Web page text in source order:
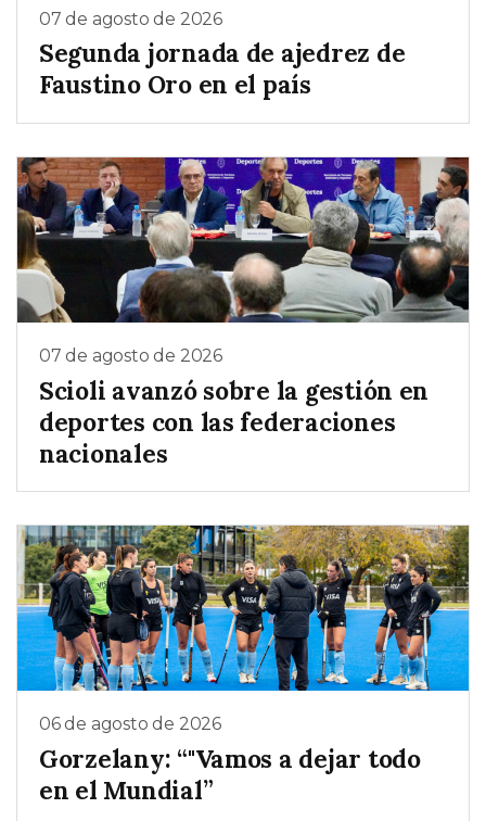
07 de agosto de 2026
Segunda jornada de ajedrez de
Faustino Oro en el país
07 de agosto de 2026
Scioli avanzó sobre la gestión en
deportes con las federaciones
nacionales
06 de agosto de 2026
Gorzelany: “"Vamos a dejar todo
en el Mundial”